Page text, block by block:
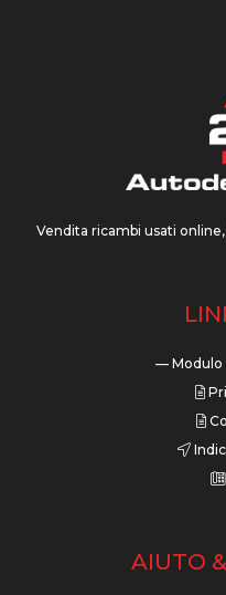
Vendita ricambi usati
— Modulo
AIUTO